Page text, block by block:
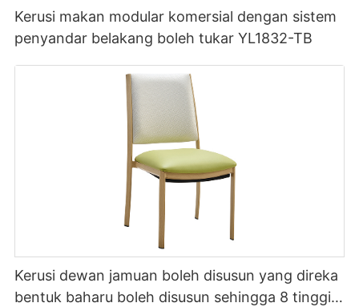
Kerusi makan modular komersial dengan sistem
penyandar belakang boleh tukar YL1832-TB
Kerusi dewan jamuan boleh disusun yang direka
bentuk baharu boleh disusun sehingga 8 tinggi